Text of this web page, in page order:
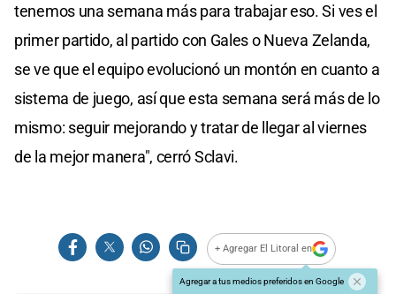
tenemos una semana más para trabajar eso. Si ves el
primer partido, al partido con Gales o Nueva Zelanda,
se ve que el equipo evolucionó un montón en cuanto a
sistema de juego, así que esta semana será más de lo
mismo: seguir mejorando y tratar de llegar al viernes
de la mejor manera", cerró Sclavi.
+ Agregar El Litoral en
Agregar a tus medios preferidos en Google